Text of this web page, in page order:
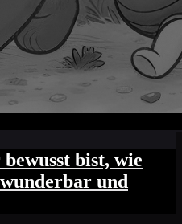
bist, wie
und